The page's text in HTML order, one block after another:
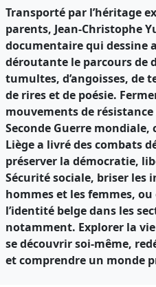
Transporté par l’héritage
parents, Jean-Christophe
documentaire qui dessine
déroutante le parcours de
tumultes, d’angoisses, de
de rires et de poésie.
mouvements de
Seconde Guerre
Liège a livré des combats
préserver la démocratie,
Sécurité sociale, briser les
hommes et les femmes,
l’identité belge dans les
notamment. Explorer la vie
se découvrir soi-même,
et comprendre un monde